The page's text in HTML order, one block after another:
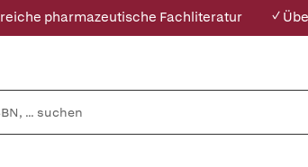
pharmazeutische Fachliteratur ✓